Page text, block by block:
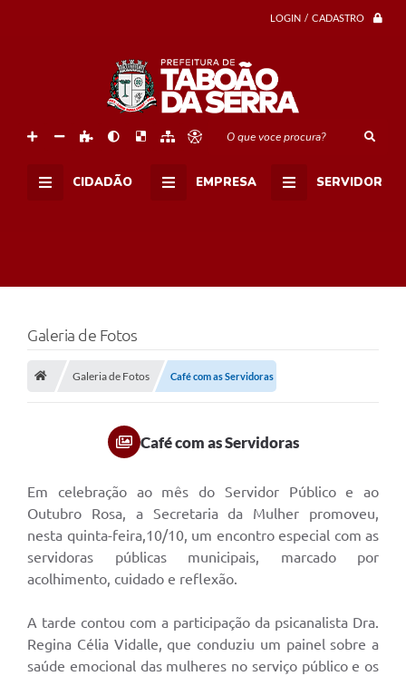
LOGIN / CADASTRO
O que voce procura?
CIDADÃO EMPRESA SERVIDOR
Galeria de Fotos
Galeria de Fotos Café com as Servidoras
Café com as Servidoras
Em celebração ao mês do Servidor Público e ao
Outubro Rosa, a Secretaria da Mulher promoveu,
nesta quinta-feira,10/10, um encontro especial com as
servidoras públicas municipais, marcado por
acolhimento, cuidado e reflexão.
A tarde contou com a participação da psicanalista Dra.
Regina Célia Vidalle, que conduziu um painel sobre a
saúde emocional das mulheres no serviço público e os